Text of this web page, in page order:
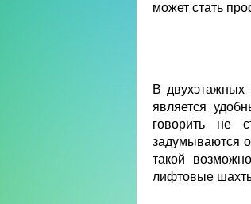
может стать
В двухэтажных
является
говорить не
задумываются
такой
лифтовые